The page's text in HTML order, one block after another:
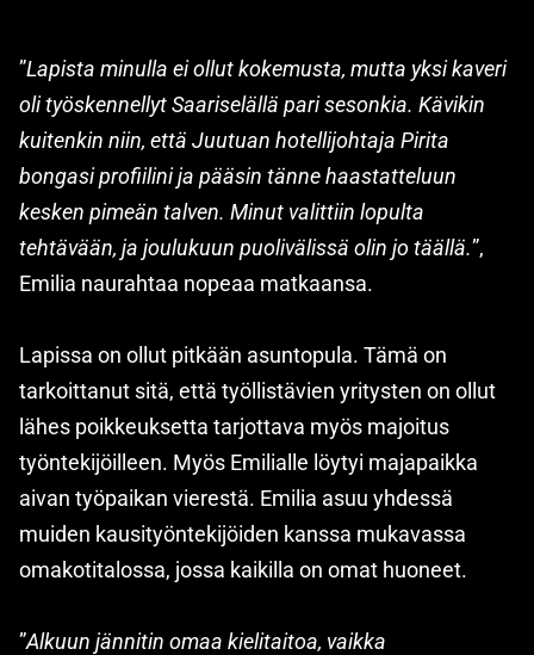
”Lapista minulla ei ollut kokemusta, mutta yksi kaveri
oli työskennellyt Saariselällä pari sesonkia. Kävikin
kuitenkin niin, että Juutuan hotellijohtaja Pirita
bongasi profiilini ja pääsin tänne haastatteluun
kesken pimeän talven. Minut valittiin lopulta
tehtävään, ja joulukuun puolivälissä olin jo täällä.”,
Emilia naurahtaa nopeaa matkaansa.
Lapissa on ollut pitkään asuntopula. Tämä on
tarkoittanut sitä, että työllistävien yritysten on ollut
lähes poikkeuksetta tarjottava myös majoitus
työntekijöilleen. Myös Emilialle löytyi majapaikka
aivan työpaikan vierestä. Emilia asuu yhdessä
muiden kausityöntekijöiden kanssa mukavassa
omakotitalossa, jossa kaikilla on omat huoneet.
”Alkuun jännitin omaa kielitaitoa, vaikka